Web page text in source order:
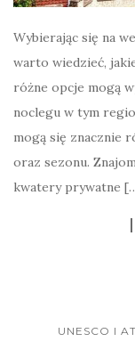
Wybierając się na
warto wiedzieć,
różne opcje mogą
noclegu w tym
mogą się znacznie
oraz sezonu.
kwatery prywatne
UNESCO I